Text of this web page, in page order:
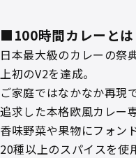
■100時間カレーとは
日本最大級のカレーの祭
上初のV2を達成。
ご家庭ではなかなか再現
追求した本格欧風カレー
香味野菜や果物にフォン
20種以上のスパイスを使